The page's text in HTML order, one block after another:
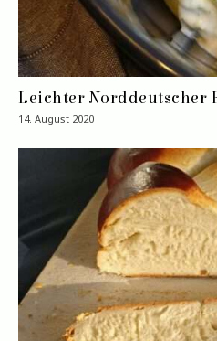
Leichter Norddeutscher
14. August 2020